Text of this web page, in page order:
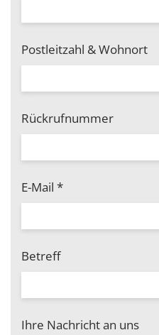
Postleitzahl & Wohnort
Rückrufnummer
E-Mail *
Betreff
Ihre Nachricht an uns